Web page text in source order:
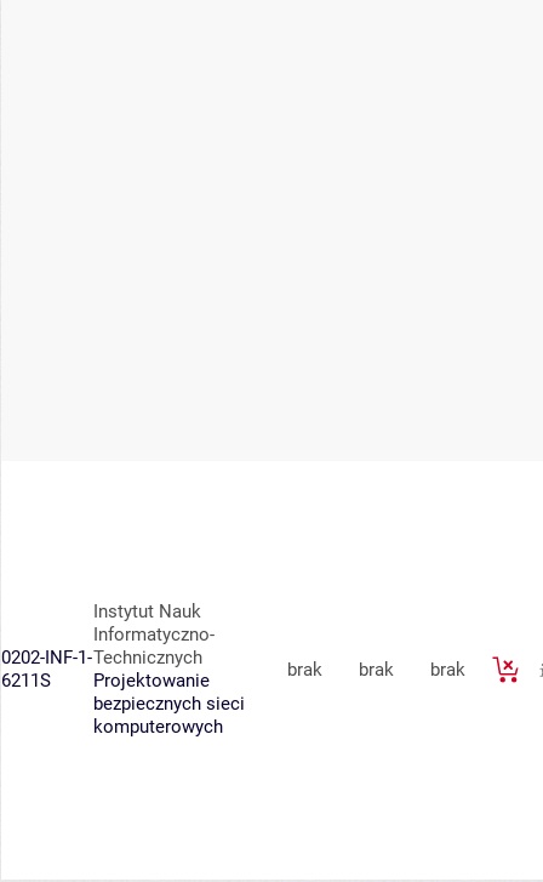
0202-INF-1-
6211S
Instytut Nauk
Informatyczno-
Technicznych
Projektowanie
bezpiecznych sieci
komputerowych
brak brak brak